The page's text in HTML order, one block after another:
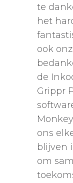
te
het
ook
de
Grippr
ons
blijven
om